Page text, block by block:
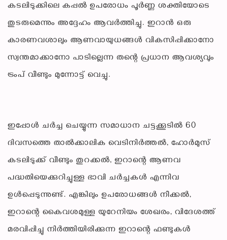
കടലിടുക്കിലെ കപ്പൽ ഉപരോധം പൂർണ്ണ ശക്തിയോടെ
തുടരുമെന്നും അദ്ദേഹം ആവർത്തിച്ചു. ഇറാൻ ഒരു
കാരണവശാലും ആണവായുധങ്ങൾ വികസിപ്പിക്കാനോ
സ്വന്തമാക്കാനോ പാടില്ലെന്ന തന്റെ പ്രധാന ആവശ്യവും
ട്രംപ് വീണ്ടും മുന്നോട്ട് വെച്ചു.
ഇപ്പോൾ ചർച്ച ചെയ്യുന്ന സമാധാന ചട്ടക്കൂടിൽ 60
ദിവസത്തെ താൽക്കാലിക വെടിനിർത്തൽ, ഹോർമുസ്
കടലിടുക്ക് വീണ്ടും തുറക്കൽ, ഇറാന്റെ ആണവ
പദ്ധതിയെക്കുറിച്ചുള്ള ഭാവി ചർച്ചകൾ എന്നിവ
ഉൾപ്പെടുന്നുണ്ട്. എങ്കിലും ഉപരോധങ്ങൾ നീക്കൽ,
ഇറാന്റെ കൈവശമുള്ള യുറേനിയം ശേഖരം, വിദേശത്ത്
മരവിപ്പിച്ചു നിർത്തിയിരിക്കുന്ന ഇറാന്റെ ഫണ്ടുകൾ